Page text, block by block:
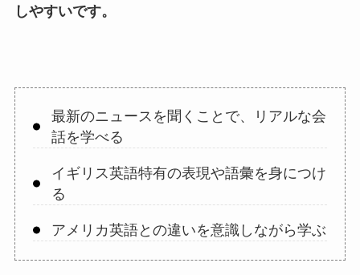
しやすいです。
最新のニュースを聞くことで、リアルな会
話を学べる
イギリス英語特有の表現や語彙を身につけ
る
アメリカ英語との違いを意識しながら学ぶ